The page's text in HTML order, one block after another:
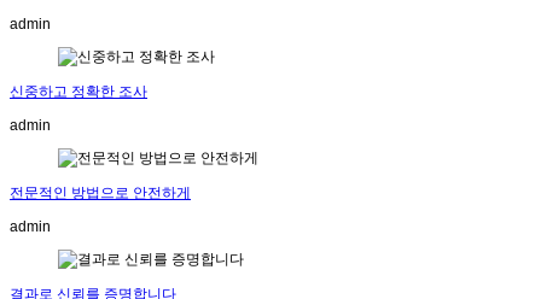
admin
신중하고 정확한 조사
admin
전문적인 방법으로 안전하게
admin
결과로 신뢰를 증명합니다